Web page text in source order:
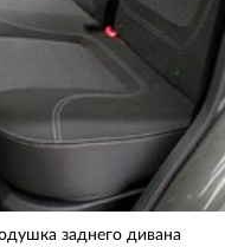
заднего дивана